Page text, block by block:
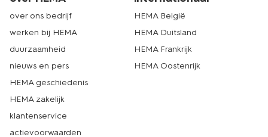
over ons bedrijf
werken bij HEMA
duurzaamheid
nieuws en pers
HEMA geschiedenis
HEMA zakelijk
klantenservice
actievoorwaarden
HEMA België
HEMA Duitsland
HEMA Frankrijk
HEMA Oostenrijk